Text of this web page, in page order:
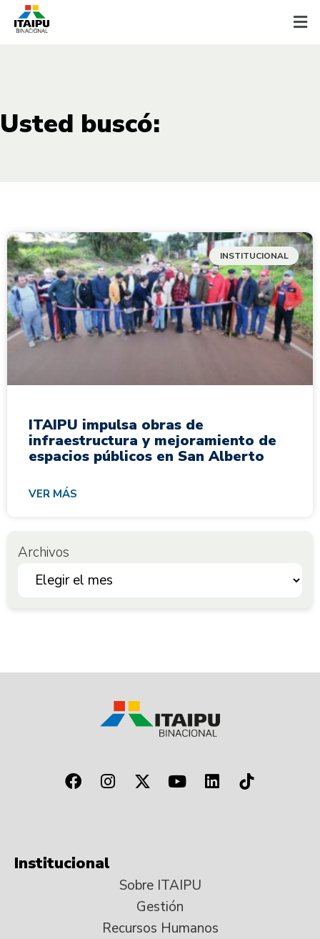
Usted buscó:
INSTITUCIONAL
ITAIPU impulsa obras de
infraestructura y mejoramiento de
espacios públicos en San Alberto
VER MÁS
Archivos
Institucional
Sobre ITAIPU
Gestión
Recursos Humanos